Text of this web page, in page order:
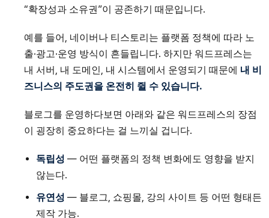
“확장성과 소유권”이 공존하기 때문입니다.
예를 들어, 네이버나 티스토리는 플랫폼 정책에 따라 노
출·광고·운영 방식이 흔들립니다. 하지만 워드프레스는
내 서버, 내 도메인, 내 시스템에서 운영되기 때문에 내 비
즈니스의 주도권을 온전히 쥘 수 있습니다.
블로그를 운영하다보면 아래와 같은 워드프레스의 장점
이 굉장히 중요하다는 걸 느끼실 겁니다.
독립성 — 어떤 플랫폼의 정책 변화에도 영향을 받지
않는다.
유연성 — 블로그, 쇼핑몰, 강의 사이트 등 어떤 형태든
제작 가능.